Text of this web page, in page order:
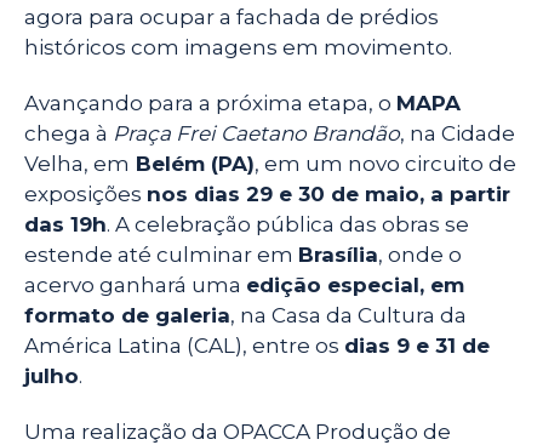
agora para ocupar a fachada de prédios
históricos com imagens em movimento.
Avançando para a próxima etapa, o MAPA
chega à Praça Frei Caetano Brandão, na Cidade
Velha, em Belém (PA), em um novo circuito de
exposições nos dias 29 e 30 de maio, a partir
das 19h. A celebração pública das obras se
estende até culminar em Brasília, onde o
acervo ganhará uma edição especial, em
formato de galeria, na Casa da Cultura da
América Latina (CAL), entre os dias 9 e 31 de
julho.
Uma realização da OPACCA Produção de